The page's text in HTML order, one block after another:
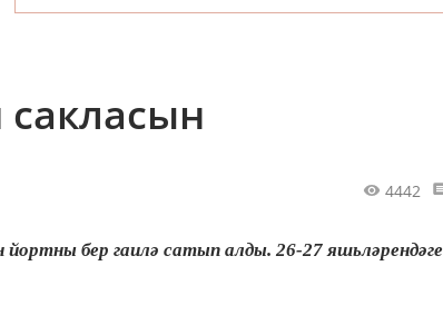
4442
бер гаилә сатып алды. 26-27